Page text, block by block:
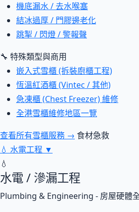
機底漏水 / 去水喉塞
結冰過厚 / 門膠邊老化
跳掣 / 閃燈 / 警報聲
🔧 特殊類型與商用
嵌入式雪櫃 (拆裝廚櫃工程)
恆溫紅酒櫃 (Vintec / 其他)
急凍櫃 (Chest Freezer) 維修
全港雪櫃維修地區一覽
查看所有雪櫃服務 → 食材急救
💧 水電工程 ▼
💧
水電 / 滲漏工程
Plumbing & Engineering - 房屋硬體